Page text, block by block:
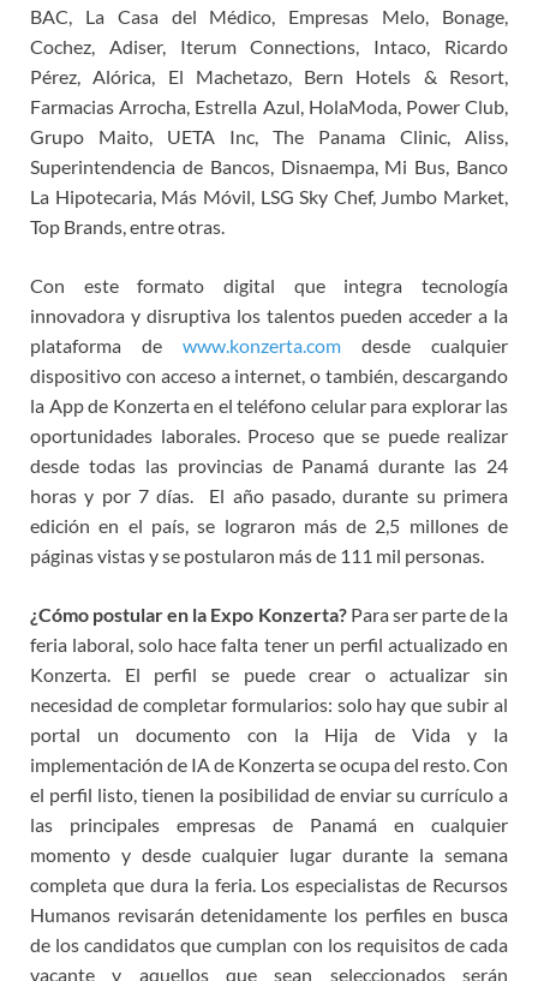
BAC, La Casa del Médico, Empresas Melo, Bonage,
Cochez, Adiser, Iterum Connections, Intaco, Ricardo
Pérez, Alórica, El Machetazo, Bern Hotels & Resort,
Farmacias Arrocha, Estrella Azul, HolaModa, Power Club,
Grupo Maito, UETA Inc, The Panama Clinic, Aliss,
Superintendencia de Bancos, Disnaempa, Mi Bus, Banco
La Hipotecaria, Más Móvil, LSG Sky Chef, Jumbo Market,
Top Brands, entre otras.
Con este formato digital que integra tecnología
innovadora y disruptiva los talentos pueden acceder a la
plataforma de www.konzerta.com desde cualquier
dispositivo con acceso a internet, o también, descargando
la App de Konzerta en el teléfono celular para explorar las
oportunidades laborales. Proceso que se puede realizar
desde todas las provincias de Panamá durante las 24
horas y por 7 días. El año pasado, durante su primera
edición en el país, se lograron más de 2,5 millones de
páginas vistas y se postularon más de 111 mil personas.
¿Cómo postular en la Expo Konzerta?Para ser parte de la
feria laboral, solo hace falta tener un perfil actualizado en
Konzerta. El perfil se puede crear o actualizar sin
necesidad de completar formularios: solo hay que subir al
portal un documento con la Hija de Vida y la
implementación de IA de Konzerta se ocupa del resto. Con
el perfil listo, tienen la posibilidad de enviar su currículo a
las principales empresas de Panamá en cualquier
momento y desde cualquier lugar durante la semana
completa que dura la feria. Los especialistas de Recursos
Humanos revisarán detenidamente los perfiles en busca
de los candidatos que cumplan con los requisitos de cada
vacante y aquellos que sean seleccionados serán